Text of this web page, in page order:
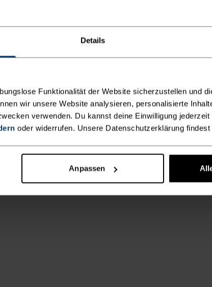
Details
Funktionalität der Website sicherzustellen und
wir unsere Website analysieren, personalisierte
verwenden. Du kannst deine Einwilligung jederzeit
oder widerrufen. Unsere Datenschutzerklärung findest
Anpassen